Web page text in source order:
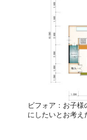
ビフォア：お子
にしたいとお考え